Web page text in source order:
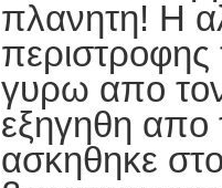
πλανητη! Η
γυρω απο
εξηγηθη απο
ασκηθηκε